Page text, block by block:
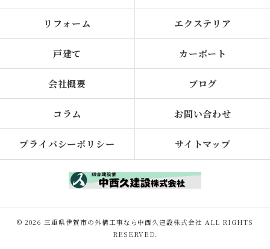
リフォーム エクステリア
戸建て カーポート
会社概要 ブログ
コラム お問い合わせ
プライバシーポリシー サイトマップ
© 2026 三重県伊賀市の外構工事なら中西久建設株式会社 ALL RIGHTS
RESERVED.